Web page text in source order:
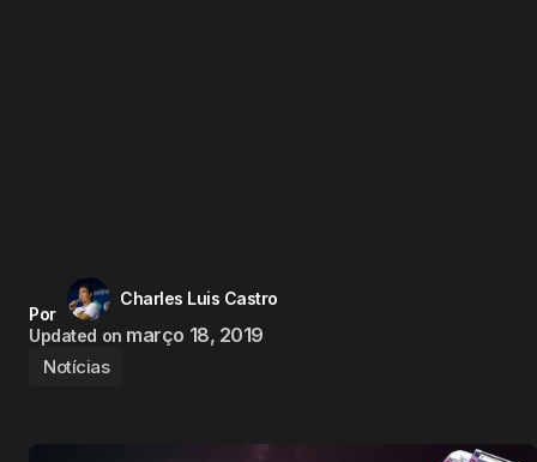
Por
Charles Luis Castro
Updated on março 18, 2019
Notícias